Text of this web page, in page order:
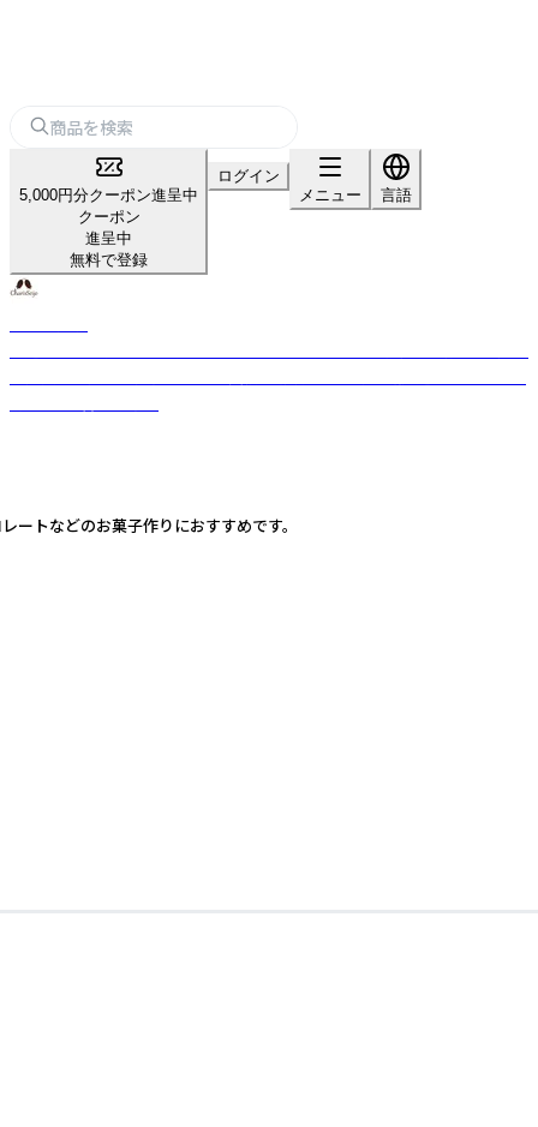
5,000円分クーポン進呈中
クーポン
進呈中
無料で登録
ログイン
メニュー
言語
ートなどのお菓子作りにおすすめです。